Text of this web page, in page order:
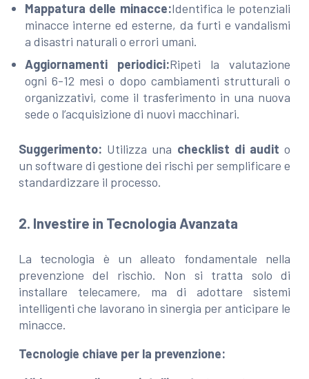
Mappatura delle minacce:Identifica le potenziali
minacce interne ed esterne, da furti e vandalismi
a disastri naturali o errori umani.
Aggiornamenti periodici:Ripeti la valutazione
ogni 6-12 mesi o dopo cambiamenti strutturali o
organizzativi, come il trasferimento in una nuova
sede o l’acquisizione di nuovi macchinari.
Suggerimento: Utilizza una checklist di audit o
un software di gestione dei rischi per semplificare e
standardizzare il processo.
2. Investire in Tecnologia Avanzata
La tecnologia è un alleato fondamentale nella
prevenzione del rischio. Non si tratta solo di
installare telecamere, ma di adottare sistemi
intelligenti che lavorano in sinergia per anticipare le
minacce.
Tecnologie chiave per la prevenzione: